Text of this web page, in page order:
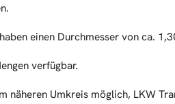
einen Durchmesser von ca.
verfügbar.
näheren Umkreis möglich, LKW